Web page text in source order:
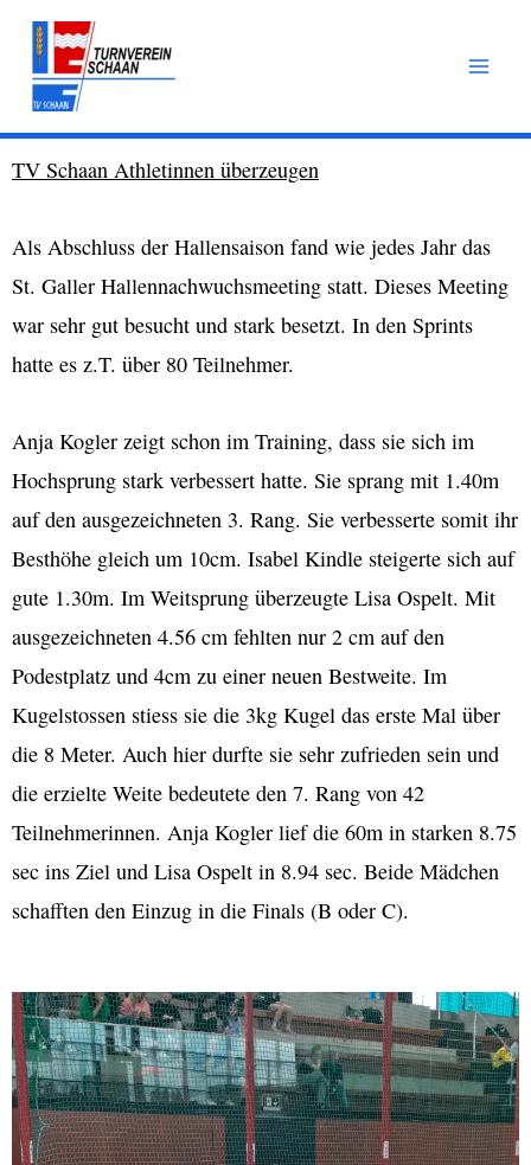
Zum
Inhalt
springen
TV Schaan Athletinnen überzeugen
Als Abschluss der Hallensaison fand wie jedes Jahr das
St. Galler Hallennachwuchsmeeting statt. Dieses Meeting
war sehr gut besucht und stark besetzt. In den Sprints
hatte es z.T. über 80 Teilnehmer.
Anja Kogler zeigt schon im Training, dass sie sich im
Hochsprung stark verbessert hatte. Sie sprang mit 1.40m
auf den ausgezeichneten 3. Rang. Sie verbesserte somit ihr
Besthöhe gleich um 10cm. Isabel Kindle steigerte sich auf
gute 1.30m. Im Weitsprung überzeugte Lisa Ospelt. Mit
ausgezeichneten 4.56 cm fehlten nur 2 cm auf den
Podestplatz und 4cm zu einer neuen Bestweite. Im
Kugelstossen stiess sie die 3kg Kugel das erste Mal über
die 8 Meter. Auch hier durfte sie sehr zufrieden sein und
die erzielte Weite bedeutete den 7. Rang von 42
Teilnehmerinnen. Anja Kogler lief die 60m in starken 8.75
sec ins Ziel und Lisa Ospelt in 8.94 sec. Beide Mädchen
schafften den Einzug in die Finals (B oder C).